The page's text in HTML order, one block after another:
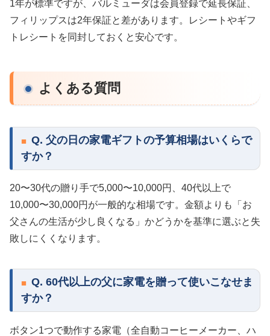
1年が標準ですが、バルミューダは会員登録で延長保証、
フィリップスは2年保証と差があります。レシートやギフ
トレシートを同封しておくと安心です。
よくある質問
Q. 父の日の家電ギフトの予算相場はいくらで
すか？
20〜30代の贈り手で5,000〜10,000円、40代以上で
10,000〜30,000円が一般的な相場です。金額よりも「お
父さんの生活が少し良くなる」かどうかを基準に選ぶと失
敗しにくくなります。
Q. 60代以上の父に家電を贈って使いこなせま
すか？
ボタン1つで動作する家電（全自動コーヒーメーカー、ハ